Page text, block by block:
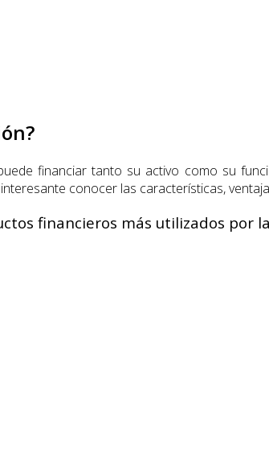
financiar tanto su activo como su
conocer las características,
financieros más utilizados por